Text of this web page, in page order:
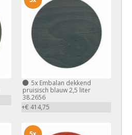
5xEmbalan dekkend
pruisisch blauw 2,5 liter
38.2656
+€ 414,75